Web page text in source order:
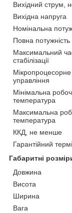
Вихідний струм,
Вихідна напруга
Номінальна
Повна потужність
Максимальний
стабілізації
Мікропроцесорне
управління
Мінімальна
температура
Максимальна
температура
ККД, не менше
Гарантійний
Габаритні
Довжина
Висота
Ширина
Вага